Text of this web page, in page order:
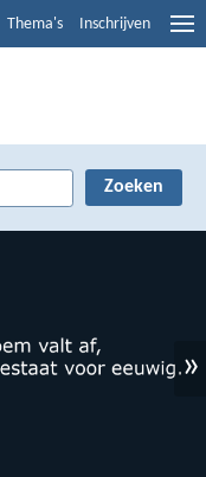
Thema's Inschrijven
»